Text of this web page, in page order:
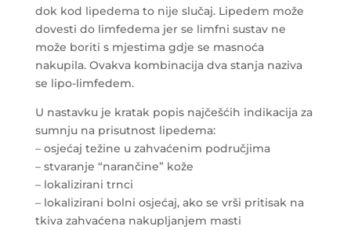
dok kod lipedema to nije slučaj. Lipedem može
dovesti do limfedema jer se limfni sustav ne
može boriti s mjestima gdje se masnoća
nakupila. Ovakva kombinacija dva stanja naziva
se lipo-limfedem.
U nastavku je kratak popis najčešćih indikacija za
sumnju na prisutnost lipedema:
– osjećaj težine u zahvaćenim područjima
– stvaranje “narančine” kože
– lokalizirani trnci
– lokalizirani bolni osjećaj, ako se vrši pritisak na
tkiva zahvaćena nakupljanjem masti